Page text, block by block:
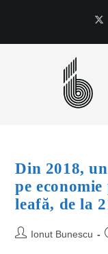
Din 2018,
pe
leafă, de la
Ionut Bunescu